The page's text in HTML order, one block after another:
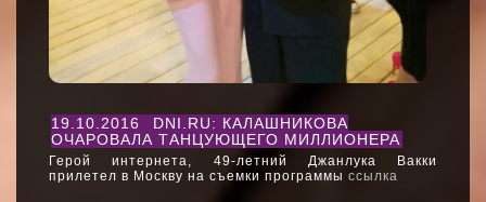
19.10.2016
DNI.RU: КАЛАШНИКОВА
ОЧАРОВАЛА ТАНЦУЮЩЕГО МИЛЛИОНЕРА
Герой интернета, 49-летний Джанлука Вакки
прилетел в Москву на съемки программы ссылка